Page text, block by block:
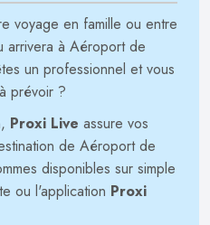
voyage en famille ou entre
arrivera à Aéroport de
un professionnel et vous
prévoir ?
Proxi Live assure vos
de Aéroport de
disponibles sur simple
ou l'application Proxi